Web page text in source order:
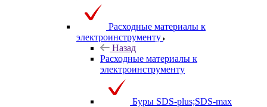
Расходные материалы к
электроинструменту
Назад
Расходные материалы к
электроинструменту
Буры SDS-plus;SDS-max